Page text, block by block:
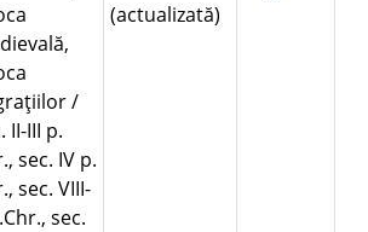
/
II-III p.
sec. IV p.
sec. VIII-
sec.
(actualizată)